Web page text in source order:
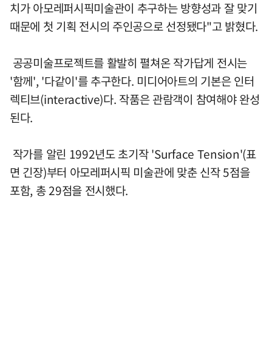
치가 아모레퍼시픽미술관이 추구하는 방향성과 잘 맞기
때문에 첫 기획 전시의 주인공으로 선정됐다"고 밝혔다.
공공미술프로젝트를 활발히 펼쳐온 작가답게 전시는
'함께', '다같이'를 추구한다. 미디어아트의 기본은 인터
렉티브(interactive)다. 작품은 관람객이 참여해야 완성
된다.
작가를 알린 1992년도 초기작 'Surface Tension'(표
면 긴장)부터 아모레퍼시픽 미술관에 맞춘 신작 5점을
포함, 총 29점을 전시했다.